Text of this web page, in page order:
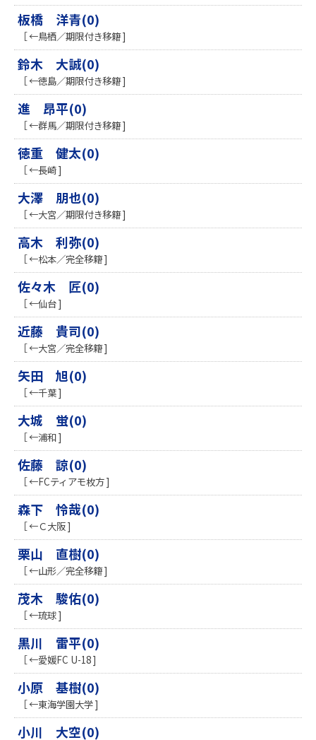
板橋 洋青(0)
［ ←鳥栖／期限付き移籍 ]
鈴木 大誠(0)
［ ←徳島／期限付き移籍 ]
進 昂平(0)
［ ←群馬／期限付き移籍 ]
徳重 健太(0)
［ ←長崎 ]
大澤 朋也(0)
［ ←大宮／期限付き移籍 ]
高木 利弥(0)
［ ←松本／完全移籍 ]
佐々木 匠(0)
［ ←仙台 ]
近藤 貴司(0)
［ ←大宮／完全移籍 ]
矢田 旭(0)
［ ←千葉 ]
大城 蛍(0)
［ ←浦和 ]
佐藤 諒(0)
［ ←FCティアモ枚方 ]
森下 怜哉(0)
［ ←Ｃ大阪 ]
栗山 直樹(0)
［ ←山形／完全移籍 ]
茂木 駿佑(0)
［ ←琉球 ]
黒川 雷平(0)
［ ←愛媛FC U-18 ]
小原 基樹(0)
［ ←東海学園大学 ]
小川 大空(0)